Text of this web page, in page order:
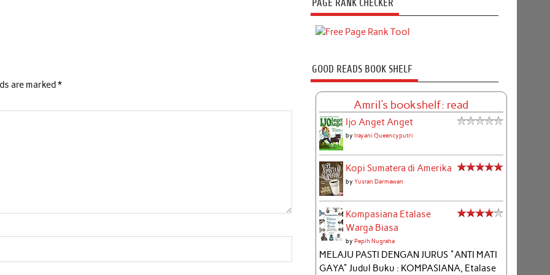
are marked*
PAGE RANK CHECKER
GOOD READS BOOK SHELF
Amril's bookshelf: read
Ijo Anget Anget
by Irayani Queencyputri
Kopi Sumatera di Amerika
by Yusran Darmawan
Kompasiana Etalase
Warga Biasa
by Pepih Nugraha
MELAJU PASTI DENGAN JURUS "ANTI MATI
GAYA" Judul Buku : KOMPASIANA, Etalase